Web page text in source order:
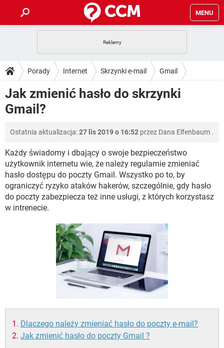
MENU
GRY WHATSAPP
SPOTIFY NETFLIX
INSTAGRAM
PORADY
PlayStation
GRY WHATSAPP
INSTAGRAM FACEBOOK
WINDOWS 10
DO POBRANIA
ANDROID
INSTAGRAM FACEBOOK
WINDOWS 10
FORUM
COVID-19 TIKTOK
GRY WHATSAPP
SPOTIFY NETFLIX
INSTAGRAM FACEBOOK
WINDOWS 10
COVID-19 TIKTOK
GRY WHATSAPP
SPOTIFY NETFLIX
INSTAGRAM
Porady Internet Skrzynki e-mail Gmail
Jak zmienić hasło do skrzynki
Gmail?
Ostatnia aktualizacja:27 lis 2019 o 16:52 przez Dana Elfenbaum .
Każdy świadomy i dbający o swoje bezpieczeństwo
użytkownik internetu wie, że należy regularnie zmieniać
hasło dostępu do poczty Gmail. Wszystko po to, by
ograniczyć ryzyko ataków hakerów, szczególnie, gdy hasło
do poczty zabezpiecza też inne usługi, z których korzystasz
w intrenecie.
Dlaczego należy zmieniać hasło do poczty e-mail?
Jak zmienić hasło do poczty Gmail ?